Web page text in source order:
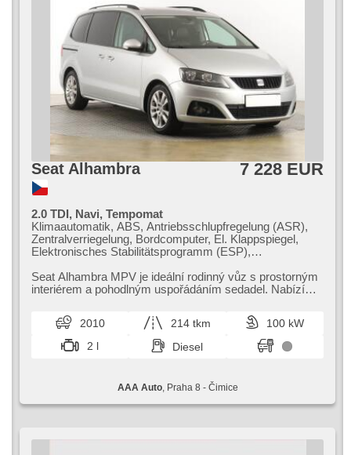
Seat Alhambra 7 228 EUR
2.0 TDI, Navi, Tempomat
Klimaautomatik, ABS, Antriebsschlupfregelung (ASR),
Zentralverriegelung, Bordcomputer, El. Klappspiegel,
Elektronisches Stabilitätsprogramm (ESP),
Scheibenwischersensor, starten per Taste,
Anhängerkupplung, Reifendrucksensor, Panoramadach,
Dachträger, Autoradio, Handgetriebe
Seat Alhambra MPV je ideální rodinný vůz s prostorným
interiérem a pohodlným uspořádáním sedadel. Nabízí
2010 214 tkm
100 kW
2 l
Diesel
AAA Auto, Praha 8 - Čimice